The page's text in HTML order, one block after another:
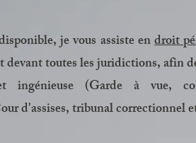
je vous assiste endroit
devant toutes les juridictions, afin
ingénieuse (Garde à vue,
d'assises, tribunal correctionnel